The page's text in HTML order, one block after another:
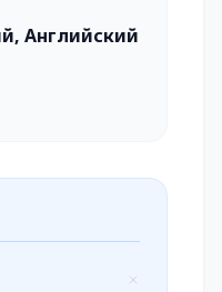
Английский